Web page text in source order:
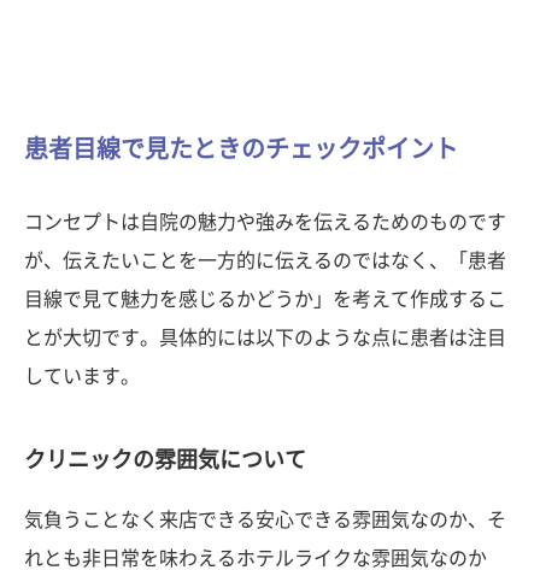
患者目線で見たときのチェックポイント
コンセプトは自院の魅力や強みを伝えるためのものです
が、伝えたいことを一方的に伝えるのではなく、「患者
目線で見て魅力を感じるかどうか」を考えて作成するこ
とが大切です。具体的には以下のような点に患者は注目
しています。
クリニックの雰囲気について
気負うことなく来店できる安心できる雰囲気なのか、そ
れとも非日常を味わえるホテルライクな雰囲気なのか